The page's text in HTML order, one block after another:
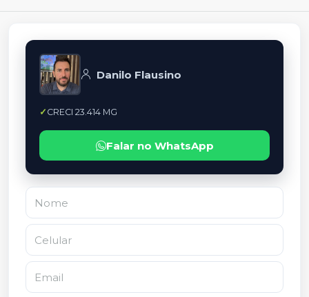
Danilo Flausino
CRECI 23.414 MG
Falar no WhatsApp